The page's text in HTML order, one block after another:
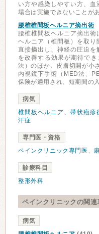
い方や感染しやすい方、
場合は実施できないことが
腰椎椎間板ヘルニア摘出術
腰椎椎間板ヘルニア摘出
ヘルニア（椎間板）を取り
直接摘出し、神経の圧迫を
を改善する効果が期待で
法）のほか、皮膚切開が小
内視鏡下手術（MED法、
保険が適用され、短期間の
病気
椎間板ヘルニア 、 帯状疱疹
汗症
専門医・資格
ペインクリニック専門医 、
診療科目
整形外科
ペインクリニックの関連
病気